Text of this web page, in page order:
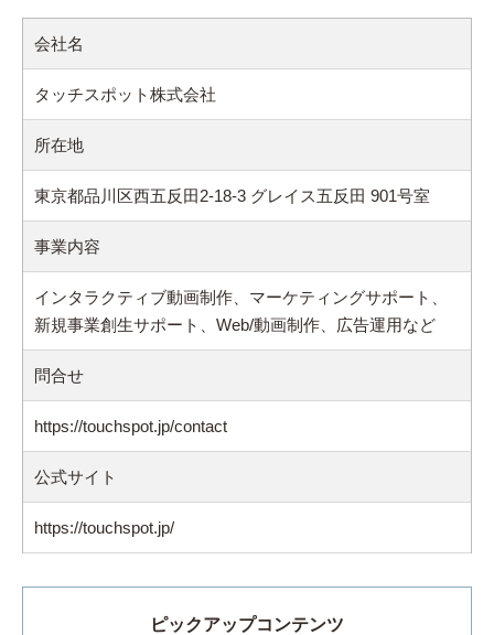
会社名
タッチスポット株式会社
所在地
東京都品川区西五反田2-18-3 グレイス五反田 901号室
事業内容
インタラクティブ動画制作、マーケティングサポート、
新規事業創生サポート、Web/動画制作、広告運用など
問合せ
https://touchspot.jp/contact
公式サイト
https://touchspot.jp/
ピックアップコンテンツ